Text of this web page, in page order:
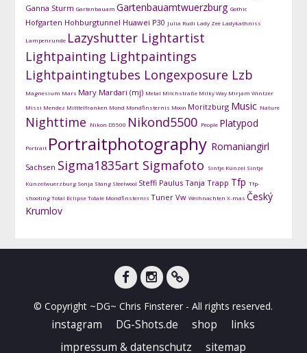
Ganna Sturm Gartenbauam Gartenbauamtwuerzburg Gothic
Hofgarten Hohburgtunnel Huawei P30 Julia Rudi Lady Zee Ladykathniss
Lampenrunde Lazyshutter Lightartist
Lightpainting Lightpaintings
Lightpaintingtubes Longexposure Lzb
Magnesium Mars Mary Mardari (mj) Metal Milchstraße Milky Way Mirjam Wintzer
Missi Mendez Mitttelfranken Mond Mondfinsternis Moon Moritzburg Music Nature
Nighttime Nikon D5500 Nikond5500 People Platypod
Portrait Portraitphotography Romaniangirl
Sachsen Sigma1835art Sigmafoto Sintje Künzel Sintje
Künzelwuerzburg Sonja Stang Steelwool Steffi Paulus Tanja Trapp Tfp Tfp-
shootingTotal EclipseTotale Mondfinsternis Tuner Vw Weihnachten X-mas Český
Krumlov
© Copyright ~DG~ Chris Finsterer - All rights reserved.
instagram DG-Shots.de shop
links
impressum & datenschutz
sitemap